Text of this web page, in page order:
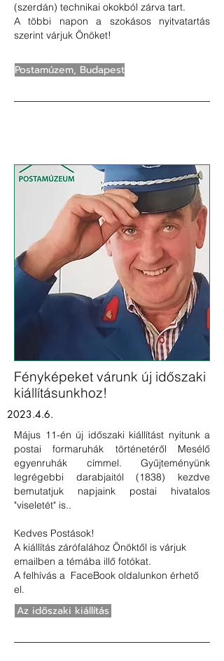
(szerdán) technikai okokból zárva tart.
A többi napon a szokásos nyitvatartás
szerint várjuk Önöket!
Postamúzem, Budapest
Fényképeket várunk új időszaki
kiállításunkhoz!
2023.4.6.
Május 11-én új időszaki kiállítást nyitunk a
postai formaruhák történetéről Mesélő
egyenruhák címmel. Gyűjteményünk
legrégebbi darabjaitól (1838) kezdve
bemutatjuk napjaink postai hivatalos
"viseletét" is..
Kedves Postások!
A kiállítás zárófalához Önöktől is várjuk
emailben a témába illő fotókat.
A felhívás a FaceBook oldalunkon érhető
el.
Az időszaki kiállítás